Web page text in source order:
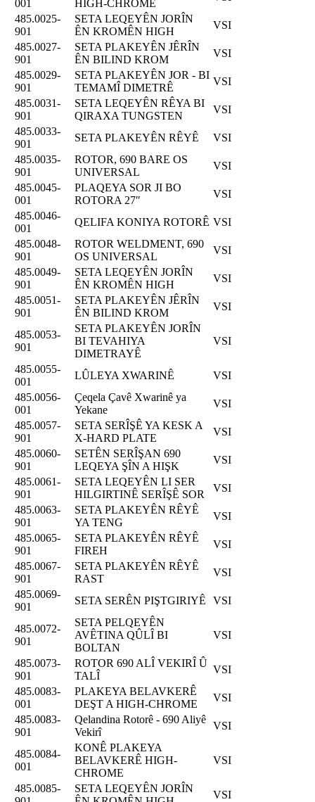
001 HIGH-CHROME
485.0025-
901
SETA LEQEYÊN JORÎN
ÊN KROMÊN HIGH
VSI
485.0027-
901
SETA PLAKEYÊN JÊRÎN
ÊN BILIND KROM
VSI
485.0029-
901
SETA PLAKEYÊN JOR - BI
TEMAMÎ DIMETRÊ
VSI
485.0031-
901
SETA LEQEYÊN RÊYA BI
QIRAXA TUNGSTEN
VSI
485.0033-
901
SETA PLAKEYÊN RÊYÊ
VSI
485.0035-
901
ROTOR, 690 BARE OS
UNIVERSAL
VSI
485.0045-
001
PLAQEYA SOR JI BO
ROTORA 27″
VSI
485.0046-
001
QELIFA KONIYA ROTORÊ VSI
485.0048-
901
ROTOR WELDMENT, 690
OS UNIVERSAL
VSI
485.0049-
901
SETA LEQEYÊN JORÎN
ÊN KROMÊN HIGH
VSI
485.0051-
901
SETA PLAKEYÊN JÊRÎN
ÊN BILIND KROM
VSI
485.0053-
901
SETA PLAKEYÊN JORÎN
BI TEVAHIYA
DIMETRAYÊ
VSI
485.0055-
001
LÛLEYA XWARINÊ
VSI
485.0056-
001
Çeqela Çavê Xwarinê ya
Yekane
VSI
485.0057-
901
SETA SERÎŞÊ YA KESK A
X-HARD PLATE
VSI
485.0060-
901
SETÊN SERÎŞAN 690
LEQEYA ŞÎN A HIŞK
VSI
485.0061-
901
SETA LEQEYÊN LI SER
HILGIRTINÊ SERÎŞÊ SOR
VSI
485.0063-
901
SETA PLAKEYÊN RÊYÊ
YA TENG
VSI
485.0065-
901
SETA PLAKEYÊN RÊYÊ
FIREH
VSI
485.0067-
901
SETA PLAKEYÊN RÊYÊ
RAST
VSI
485.0069-
901
SETA SERÊN PIŞTGIRIYÊ VSI
485.0072-
901
SETA PELQEYÊN
AVÊTINA QÛLÎ BI
BOLTAN
VSI
485.0073-
901
ROTOR 690 ALÎ VEKIRÎ Û
TALÎ
VSI
485.0083-
001
PLAKEYA BELAVKERÊ
DEŞT A HIGH-CHROME
VSI
485.0083-
901
Qelandina Rotorê - 690 Aliyê
Vekirî
VSI
485.0084-
001
KONÊ PLAKEYA
BELAVKERÊ HIGH-
CHROME
VSI
485.0085-
SETA LEQEYÊN JORÎN
VSI